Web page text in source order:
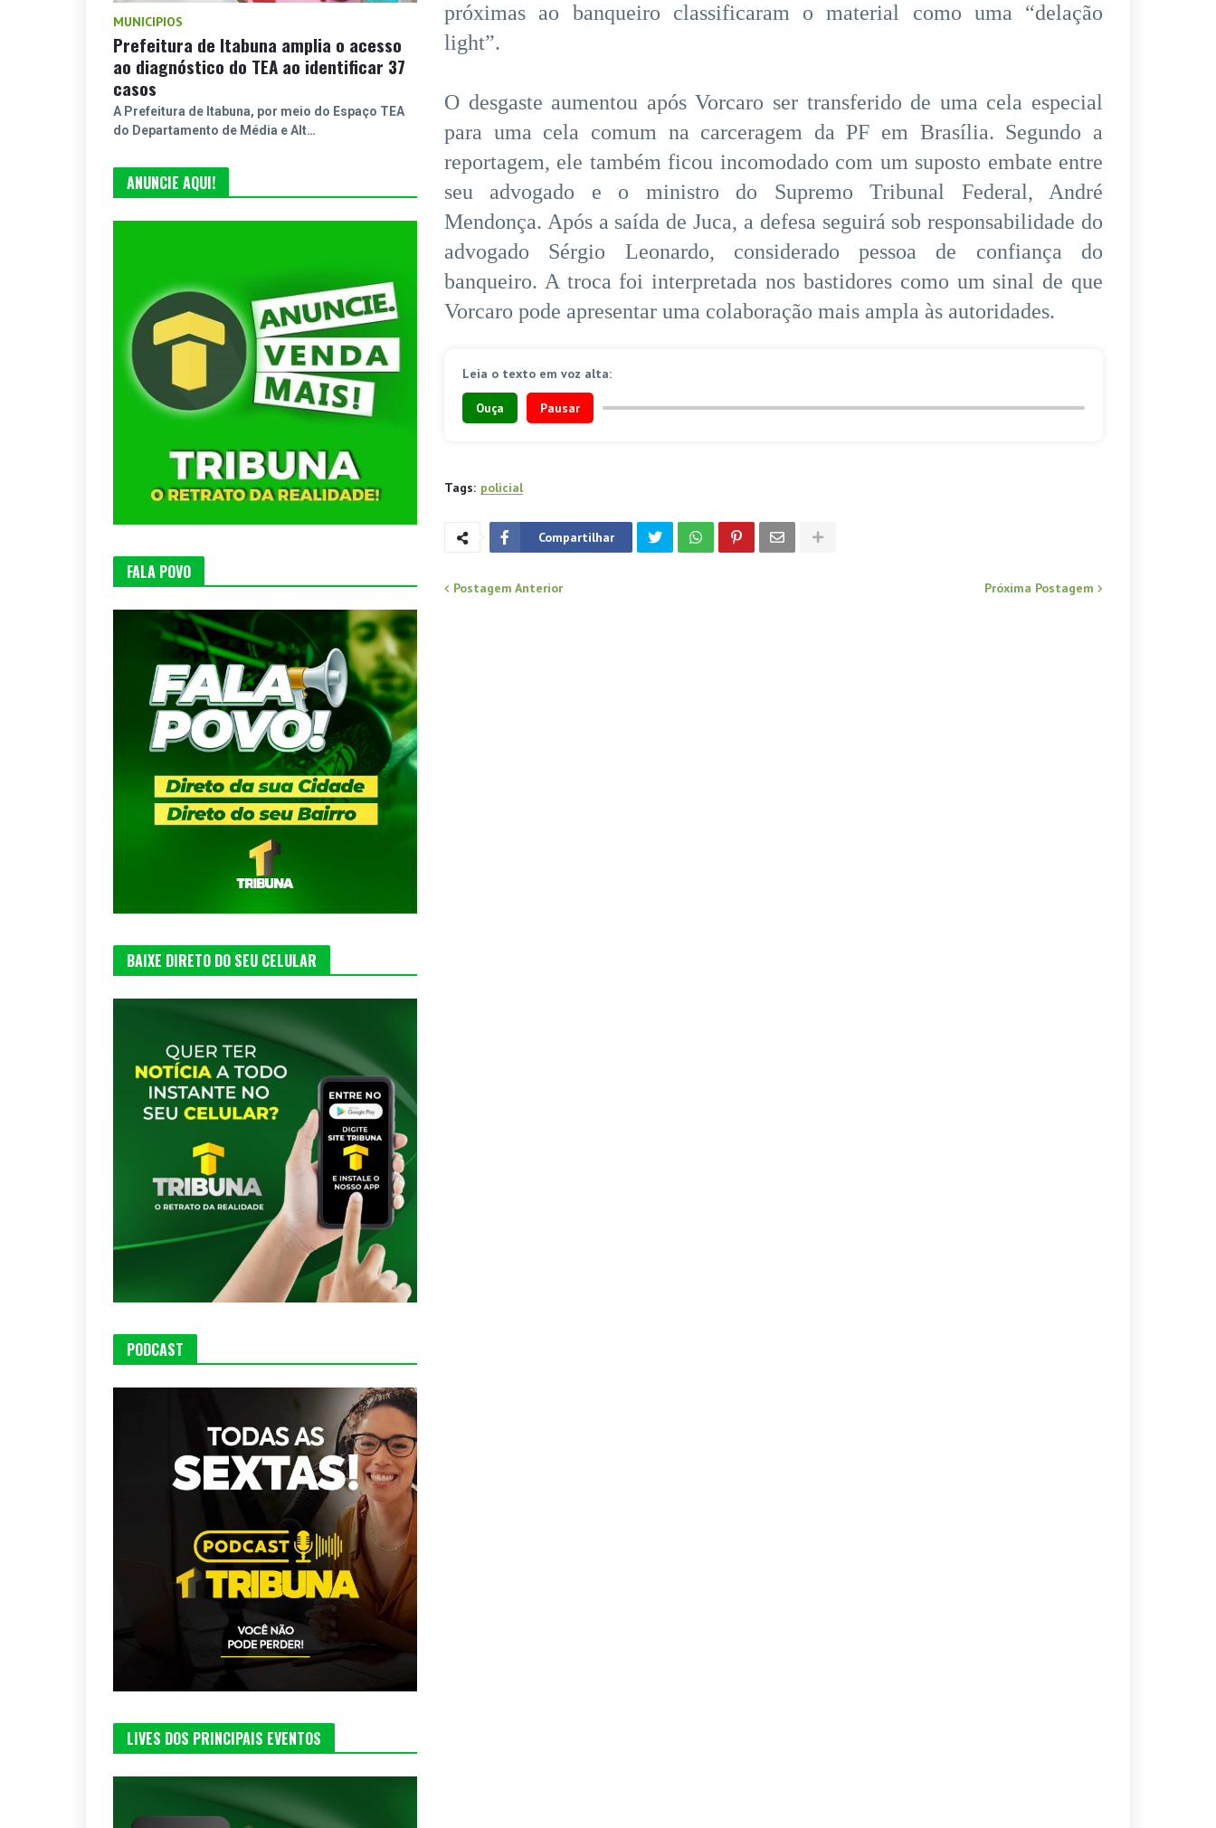
próximas ao banqueiro classificaram o material como uma “delação
light”.
O desgaste aumentou após Vorcaro ser transferido de uma cela especial
para uma cela comum na carceragem da PF em Brasília. Segundo a
reportagem, ele também ficou incomodado com um suposto embate entre
seu advogado e o ministro do Supremo Tribunal Federal, André
Mendonça. Após a saída de Juca, a defesa seguirá sob responsabilidade do
advogado Sérgio Leonardo, considerado pessoa de confiança do
banqueiro. A troca foi interpretada nos bastidores como um sinal de que
Vorcaro pode apresentar uma colaboração mais ampla às autoridades.
Leia o texto em voz alta:
Ouça Pausar
Tags: policial
Compartilhar
Postagem Anterior Próxima Postagem
MUNICIPIOS
Prefeitura de Itabuna amplia o acesso
ao diagnóstico do TEA ao identificar 37
casos
A Prefeitura de Itabuna, por meio do Espaço TEA
do Departamento de Média e Alt…
ANUNCIE AQUI!
FALA POVO
BAIXE DIRETO DO SEU CELULAR
PODCAST
LIVES DOS PRINCIPAIS EVENTOS